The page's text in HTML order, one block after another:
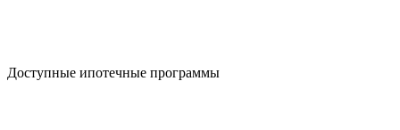
Доступные ипотечные программы